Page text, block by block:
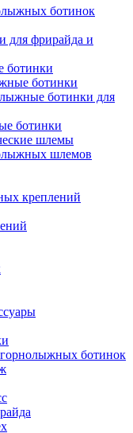
ботинок
для фрирайда и
ботинки
ботинки
ботинки для
ботинки
шлемы
шлемов
креплений
ботинок